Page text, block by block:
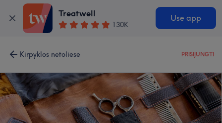
Treatwell
130K
Use app
Kirpyklos netoliese PRISIJUNGTI